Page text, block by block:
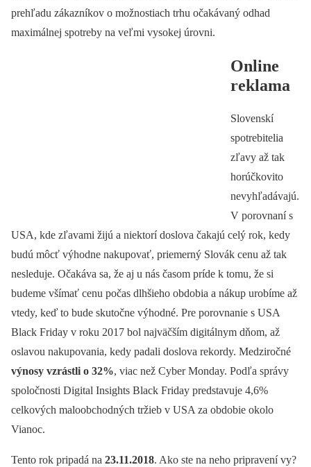
prehľadu zákazníkov o možnostiach trhu očakávaný odhad
maximálnej spotreby na veľmi vysokej úrovni.
Online
reklama
Slovenskí
spotrebitelia
zľavy až tak
horúčkovito
nevyhľadávajú.
V porovnaní s
USA, kde zľavami žijú a niektorí doslova čakajú celý rok, kedy
budú môcť výhodne nakupovať, priemerný Slovák cenu až tak
nesleduje. Očakáva sa, že aj u nás časom príde k tomu, že si
budeme všímať cenu počas dlhšieho obdobia a nákup urobíme až
vtedy, keď to bude skutočne výhodné. Pre porovnanie s USA
Black Friday v roku 2017 bol najväčším digitálnym dňom, až
oslavou nakupovania, kedy padali doslova rekordy. Medziročné
výnosy vzrástli o 32%, viac než Cyber Monday. Podľa správy
spoločnosti Digital Insights Black Friday predstavuje 4,6%
celkových maloobchodných tržieb v USA za obdobie okolo
Vianoc.
Tento rok pripadá na 23.11.2018. Ako ste na neho pripravení vy?